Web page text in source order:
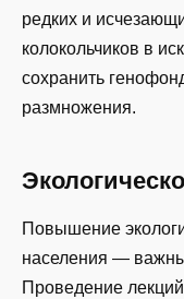
редких и
колокольчиков в
сохранить
размножения.
Повышение
населения —
Проведение